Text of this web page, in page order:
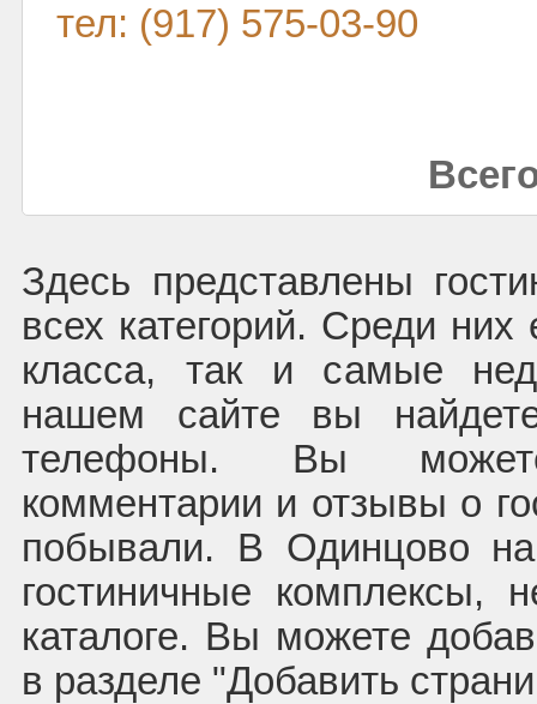
тел: (917) 575-03-90
Здесь представлены
всех категорий. Среди
класса, так и самые
нашем сайте вы
телефоны. Вы
комментарии и отзывы о
побывали. В Одинцово
гостиничные
каталоге. Вы можете
в разделе "Добавить